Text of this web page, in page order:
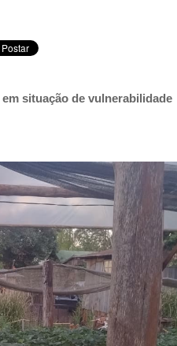
situação de vulnerabilidade